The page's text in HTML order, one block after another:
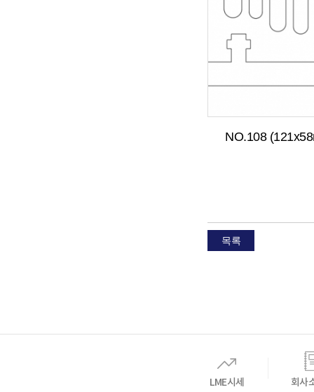
NO.108
목록
LME시세 회사